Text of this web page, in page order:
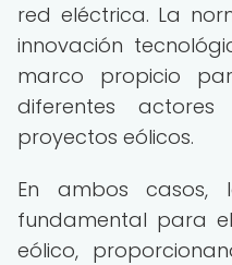
red eléctrica. La
innovación
marco propicio
diferentes
proyectos eólicos.
En ambos casos,
fundamental para
eólico,